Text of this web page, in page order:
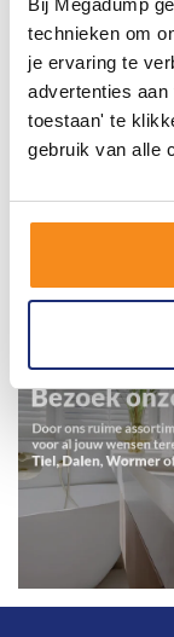
Bij Megadump
technieken om
je ervaring te
advertenties
toestaan' te
gebruik van alle